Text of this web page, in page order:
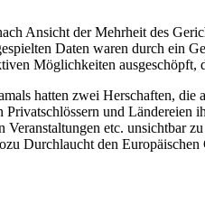
Ansicht der Mehrheit des
Daten waren durch ein
Möglichkeiten
hatten zwei Herschaften,
und
etc. unsichtbar
Durchlaucht den